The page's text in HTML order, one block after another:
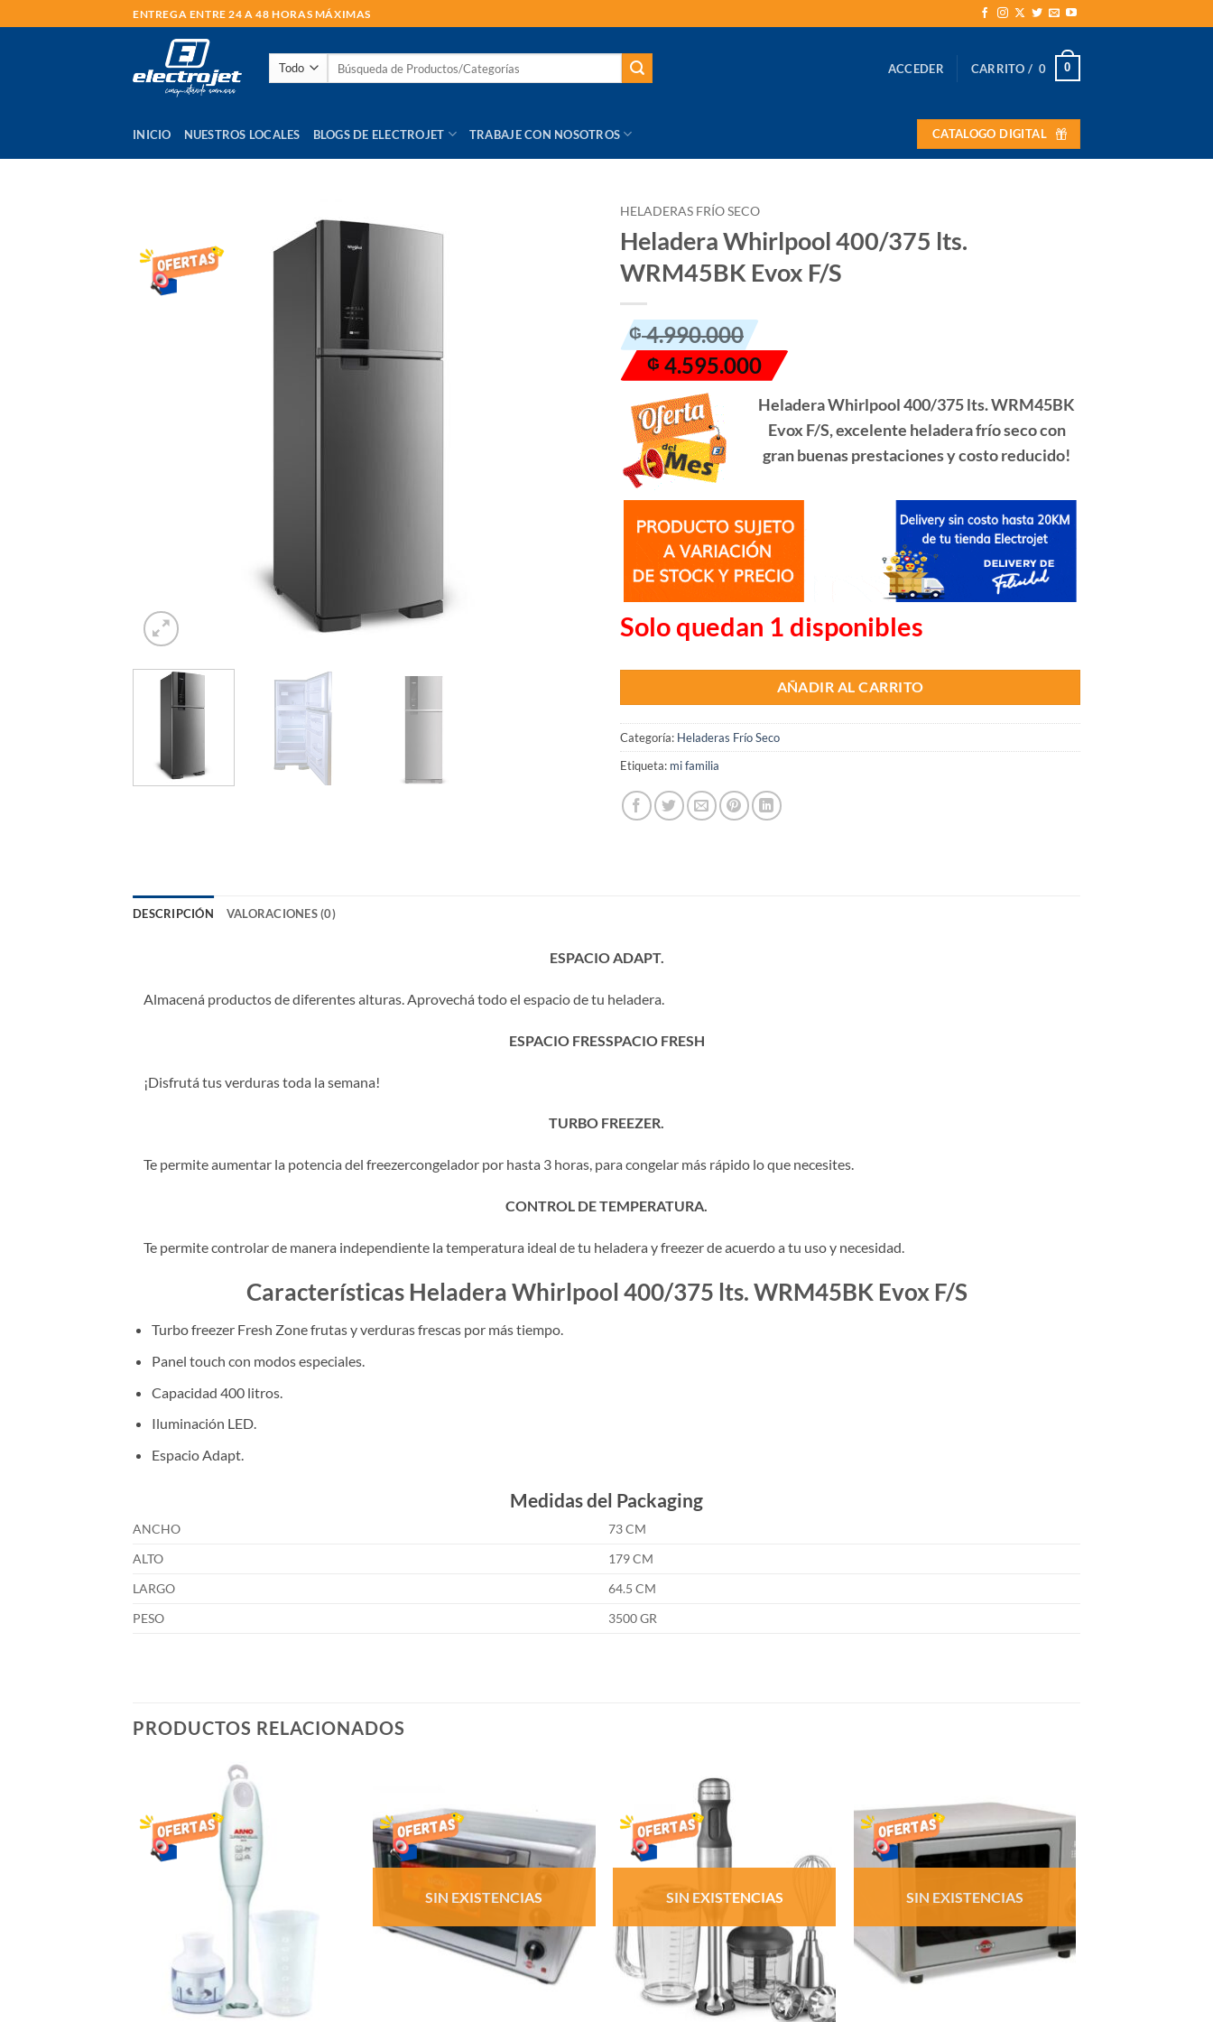
al
ENTREGA ENTRE 24 A 48 HORAS MÁXIMAS
ACCEDER CARRITO / 0 0
INICIO NUESTROS LOCALES BLOGS DE ELECTROJET TRABAJE CON NOSOTROS CATALOGO DIGITAL
HELADERAS FRÍO SECO
Heladera Whirlpool 400/375 lts.
WRM45BK Evox F/S
₲4.990.000
El
precio
original
₲ 4.990.000.
₲ 4.595.000
El
precio
actual
₲ 4.595.000.
Heladera Whirlpool 400/375 lts. WRM45BK
Evox F/S, excelente heladera frío seco con
gran buenas prestaciones y costo reducido!
Solo quedan 1 disponibles
AÑADIR AL CARRITO
Categoría: Heladeras Frío Seco
Etiqueta: mi familia
DESCRIPCIÓN VALORACIONES (0)
ESPACIO ADAPT.
Almacená productos de diferentes alturas. Aprovechá todo el espacio de tu heladera.
ESPACIO FRESSPACIO FRESH
¡Disfrutá tus verduras toda la semana!
TURBO FREEZER.
Te permite aumentar la potencia del freezercongelador por hasta 3 horas, para congelar más rápido lo que necesites.
CONTROL DE TEMPERATURA.
Te permite controlar de manera independiente la temperatura ideal de tu heladera y freezer de acuerdo a tu uso y necesidad.
Características Heladera Whirlpool 400/375 lts. WRM45BK Evox F/S
Turbo freezer Fresh Zone frutas y verduras frescas por más tiempo.
Panel touch con modos especiales.
Capacidad 400 litros.
Iluminación LED.
Espacio Adapt.
Medidas del Packaging
ANCHO
73 CM
ALTO
179 CM
LARGO
64.5 CM
PESO
3500 GR
PRODUCTOS RELACIONADOS
DE
DESEOS
SIN EXISTENCIAS
DESEOS
SIN EXISTENCIAS
AÑADIR
LISTA
DE
SIN EXISTENCIAS